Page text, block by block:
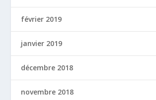
février 2019
janvier 2019
décembre 2018
novembre 2018